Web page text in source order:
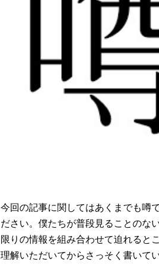
今回の記事に関してはあくまでも噂
ださい。僕たちが普段見ることのな
限りの情報を組み合わせて迫れると
理解いただいてからさっそく書いて